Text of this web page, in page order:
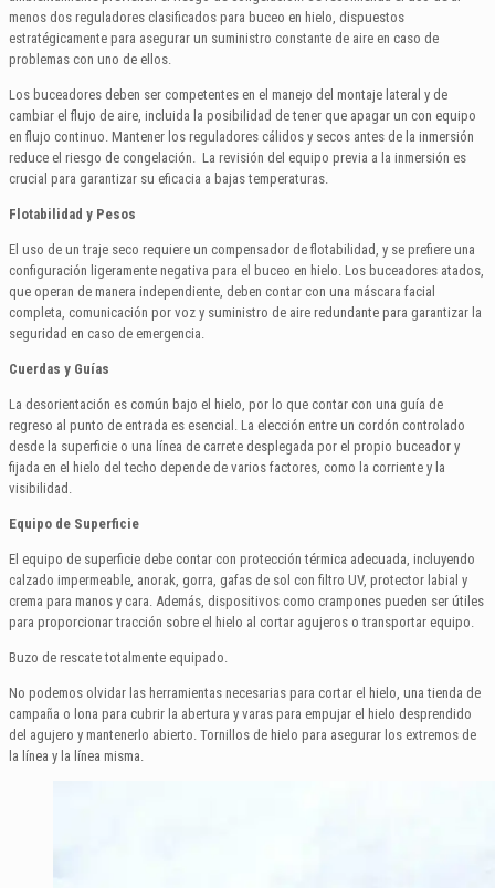
menos dos reguladores clasificados para buceo en hielo, dispuestos
estratégicamente para asegurar un suministro constante de aire en caso de
problemas con uno de ellos.
Los buceadores deben ser competentes en el manejo del montaje lateral y de
cambiar el flujo de aire, incluida la posibilidad de tener que apagar un con equipo
en flujo continuo. Mantener los reguladores cálidos y secos antes de la inmersión
reduce el riesgo de congelación. La revisión del equipo previa a la inmersión es
crucial para garantizar su eficacia a bajas temperaturas.
Flotabilidad y Pesos
El uso de un traje seco requiere un compensador de flotabilidad, y se prefiere una
configuración ligeramente negativa para el buceo en hielo. Los buceadores atados,
que operan de manera independiente, deben contar con una máscara facial
completa, comunicación por voz y suministro de aire redundante para garantizar la
seguridad en caso de emergencia.
Cuerdas y Guías
La desorientación es común bajo el hielo, por lo que contar con una guía de
regreso al punto de entrada es esencial. La elección entre un cordón controlado
desde la superficie o una línea de carrete desplegada por el propio buceador y
fijada en el hielo del techo depende de varios factores, como la corriente y la
visibilidad.
Equipo de Superficie
El equipo de superficie debe contar con protección térmica adecuada, incluyendo
calzado impermeable, anorak, gorra, gafas de sol con filtro UV, protector labial y
crema para manos y cara. Además, dispositivos como crampones pueden ser útiles
para proporcionar tracción sobre el hielo al cortar agujeros o transportar equipo.
Buzo de rescate totalmente equipado.
No podemos olvidar las herramientas necesarias para cortar el hielo, una tienda de
campaña o lona para cubrir la abertura y varas para empujar el hielo desprendido
del agujero y mantenerlo abierto. Tornillos de hielo para asegurar los extremos de
la línea y la línea misma.